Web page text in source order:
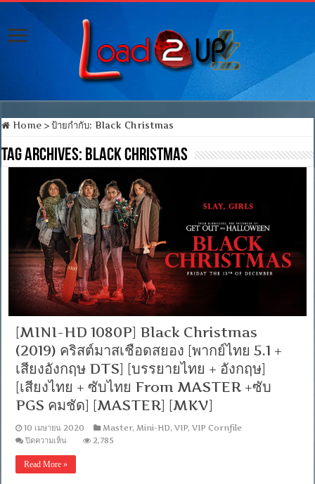
Home > ป้ายกำกับ:Black Christmas
Tag Archives: Black Christmas
[MINI-HD 1080P] Black Christmas
(2019) คริสต์มาสเชือดสยอง [พากย์ไทย 5.1 +
เสียงอังกฤษ DTS] [บรรยายไทย + อังกฤษ]
[เสียงไทย + ซับไทย From MASTER +ซับ
PGS คมชัด] [MASTER] [MKV]
10 เมษายน 2020 Master, Mini-HD,VIP,VIP Cornfile
ปิดความเห็น
1080P]
2,785
Read More »